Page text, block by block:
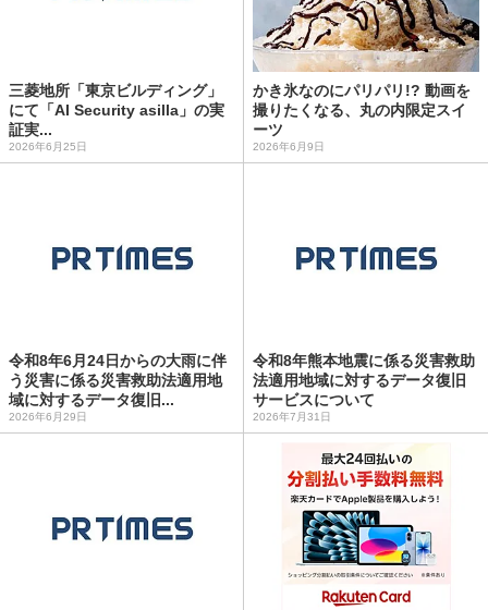
三菱地所「東京ビルディング」
にて「AI Security asilla」の実
証実...
2026年6月25日
かき氷なのにパリパリ!? 動画を
撮りたくなる、丸の内限定スイ
ーツ
2026年6月9日
令和8年6月24日からの大雨に伴
う災害に係る災害救助法適用地
域に対するデータ復旧...
2026年6月29日
令和8年熊本地震に係る災害救助
法適用地域に対するデータ復旧
サービスについて
2026年7月31日